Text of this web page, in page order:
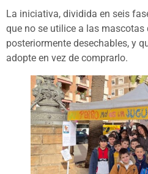
La iniciativa, dividida en seis
que no se utilice a las
posteriormente desechables, y
adopte en vez de comprarlo.